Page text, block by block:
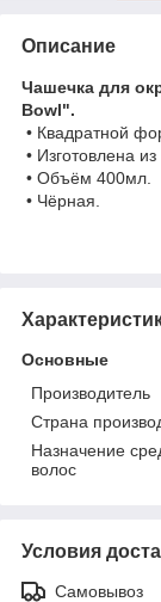
Описание
Чашечка для
Bowl".
• Квадратной
• Изготовлена
• Объём 400мл.
• Чёрная.
Основные
Производитель
Страна
Назначение
волос
Условия
Самовывоз